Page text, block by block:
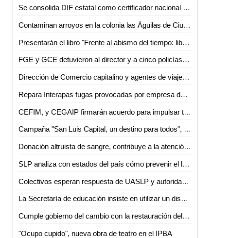
Se consolida DIF estatal como certificador nacional para intérpretes de lengua de señas mexicana
Contaminan arroyos en la colonia las Águilas de Ciudad Valles
Presentarán el libro "Frente al abismo del tiempo: libro de magia"
FGE y GCE detuvieron al director y a cinco policías de Tierra Nueva por usurpación de funciones
Dirección de Comercio capitalino y agentes de viajes de canaco SERVyTUR participan en taller sobre "Refrendo de licencias de funcionamiento 2023"
Repara Interapas fugas provocadas por empresa de televisión por cable en la colonia Industrial San Luis
CEFIM, y CEGAIP firmarán acuerdo para impulsar transparencia
Campaña "San Luis Capital, un destino para todos", busca consolidar al municipio como destino turístico
Donación altruista de sangre, contribuye a la atención médica de pacientes con cáncer
SLP analiza con estados del país cómo prevenir el lavado de dinero
Colectivos esperan respuesta de UASLP y autoridades estatales por acciones de represión realizadas durante el 8M
La Secretaría de educación insiste en utilizar un discurso gubernamental: Claudia Tristán Alvarado
Cumple gobierno del cambio con la restauración del orden y control en centros penitenciarios
"Ocupo cupido", nueva obra de teatro en el IPBA